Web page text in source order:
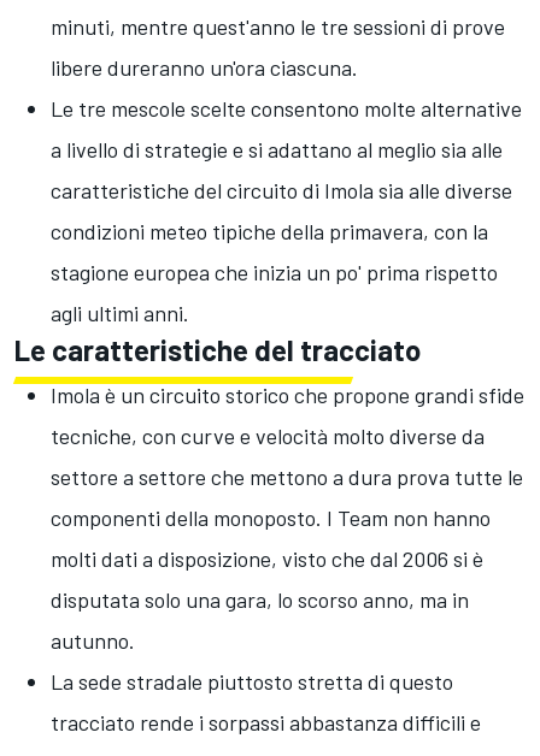
minuti, mentre quest'anno le tre sessioni di prove
libere dureranno un'ora ciascuna.
Le tre mescole scelte consentono molte alternative
a livello di strategie e si adattano al meglio sia alle
caratteristiche del circuito di Imola sia alle diverse
condizioni meteo tipiche della primavera, con la
stagione europea che inizia un po' prima rispetto
agli ultimi anni.
Le caratteristiche del tracciato
Imola è un circuito storico che propone grandi sfide
tecniche, con curve e velocità molto diverse da
settore a settore che mettono a dura prova tutte le
componenti della monoposto. I Team non hanno
molti dati a disposizione, visto che dal 2006 si è
disputata solo una gara, lo scorso anno, ma in
autunno.
La sede stradale piuttosto stretta di questo
tracciato rende i sorpassi abbastanza difficili e